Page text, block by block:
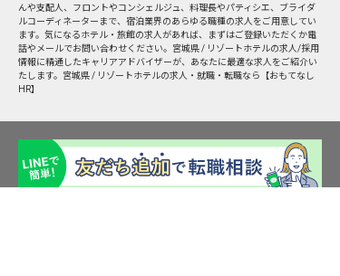
んや支配人、フロントやコンシェルジュ、料理長やパティシエ、ブライダ
ルコーディネーターまで、宿泊業界のあらゆる職種の求人をご用意してい
ます。気になるホテル・旅館の求人があれば、まずはご登録いただくか電
話やメールでお問い合わせください。宮城県 / リゾートホテルの求人/採用
情報に精通したキャリアアドバイザーが、あなたに最適な求人をご紹介い
たします。宮城県 / リゾートホテルの求人・就職・転職なら【おもてなし
HR】